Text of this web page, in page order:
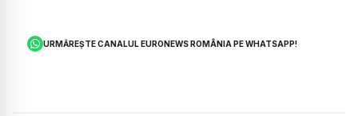
URMĂREȘTE CANALUL EURONEWS ROMÂNIA PE WHATSAPP!